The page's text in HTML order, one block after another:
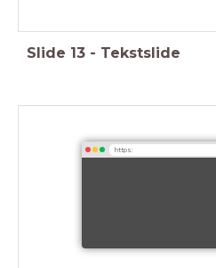
Slide 13 - Tekstslide
https: